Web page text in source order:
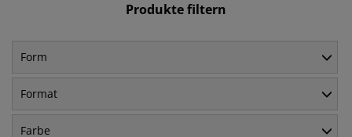
Produkte filtern
Form
Format
Farbe